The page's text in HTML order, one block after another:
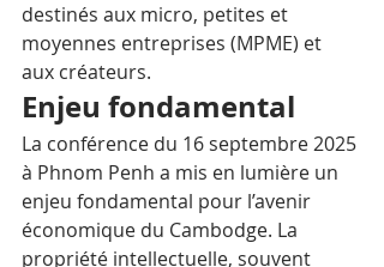
destinés aux micro, petites et
moyennes entreprises (MPME) et
aux créateurs.
Enjeu fondamental
La conférence du 16 septembre 2025
à Phnom Penh a mis en lumière un
enjeu fondamental pour l’avenir
économique du Cambodge. La
propriété intellectuelle, souvent